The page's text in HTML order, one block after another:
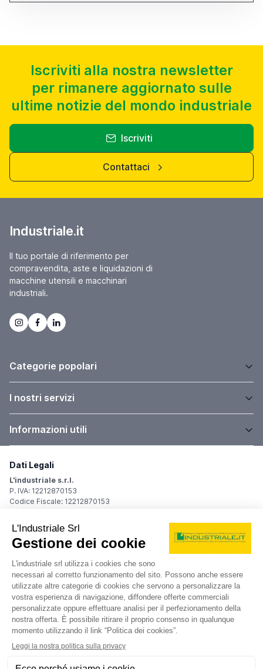
Iscriviti alla nostra newsletter
per rimanere aggiornato sulle
ultime notizie del mondo industriale
Iscriviti
Contattaci
Industriale.it
Il tuo portale di riferimento per
compravendita, aste e liquidazioni di
macchine utensili e macchinari
industriali.
Categorie popolari
I nostri servizi
Informazioni utili
Dati Legali
L'industriale s.r.l.
P. IVA: 12212870153
Codice Fiscale: 12212870153
Sede Legale
Via Carlo Dolci, 32
20148 Milano (MI)
Italy
Registro Imprese
Iscrizione R.I.: 12212870153
REA: MI-1539011
Capitale sociale: Euro 10.400,00 i.v.
Contatti
info@industriale.it